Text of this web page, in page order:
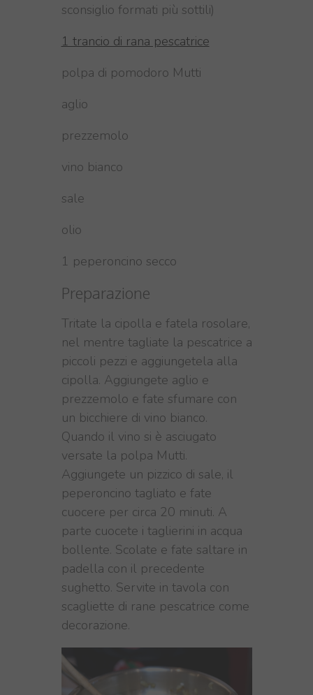
sconsiglio formati più sottili)
1 trancio di rana pescatrice
polpa di pomodoro Mutti
aglio
prezzemolo
vino bianco
sale
olio
1 peperoncino secco
Preparazione
Tritate la cipolla e fatela rosolare,
nel mentre tagliate la pescatrice a
piccoli pezzi e aggiungetela alla
cipolla. Aggiungete aglio e
prezzemolo e fate sfumare con
un bicchiere di vino bianco.
Quando il vino si è asciugato
versate la polpa Mutti.
Aggiungete un pizzico di sale, il
peperoncino tagliato e fate
cuocere per circa 20 minuti. A
parte cuocete i taglierini in acqua
bollente. Scolate e fate saltare in
padella con il precedente
sughetto. Servite in tavola con
scagliette di rane pescatrice come
decorazione.